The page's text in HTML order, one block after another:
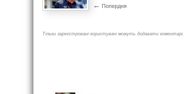
← Попердня
Тільки зареєстровані користувачі можуть додавати коментарі.